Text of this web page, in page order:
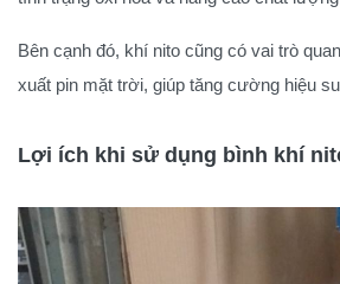
Bên cạnh đó, khí nito cũng có vai trò
xuất pin mặt trời, giúp tăng cường hiệu
Lợi ích khi sử dụng bình khí